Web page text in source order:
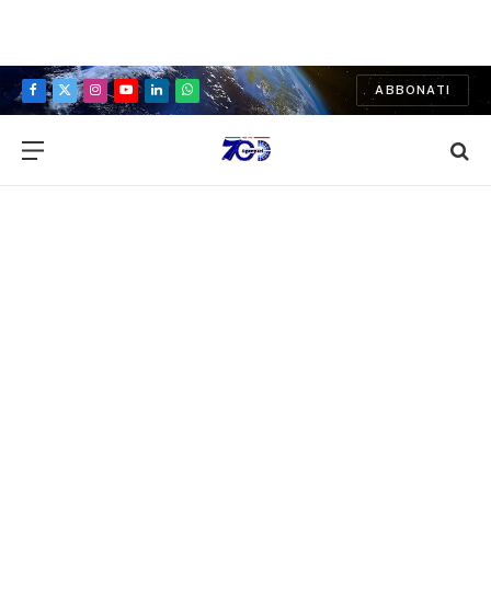
Facebook
X
Instagram
YouTubeLinkedInWhatsApp
ABBONATI